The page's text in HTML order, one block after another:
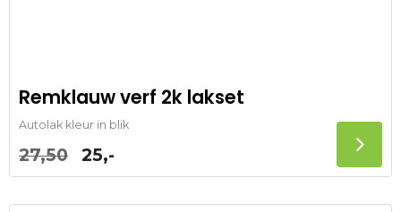
Remklauw verf 2k lakset
Autolak kleur in blik
27,50 25,-